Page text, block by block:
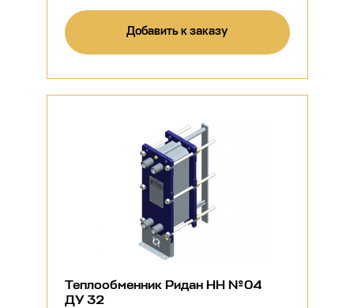
Добавить к заказу
Теплообменник Ридан НН №04
ДУ 32